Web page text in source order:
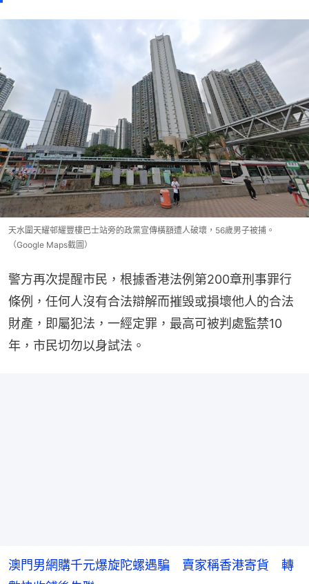
天水圍天耀邨耀豐樓巴士站旁的政黨宣傳橫額遭人破壞，56歲男子被捕。
（Google Maps截圖）
警方再次提醒市民，根據香港法例第200章刑事罪行
條例，任何人沒有合法辯解而摧毁或損壞他人的合法
財產，即屬犯法，一經定罪，最高可被判處監禁10
年，市民切勿以身試法。
澳門男網購千元爆旋陀螺遇騙 賣家稱香港寄貨 轉